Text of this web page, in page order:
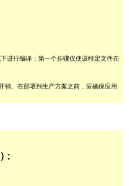
进行编译；第一个步骤仅使该特定文件在
。在部署到生产方案之前，应确保应用